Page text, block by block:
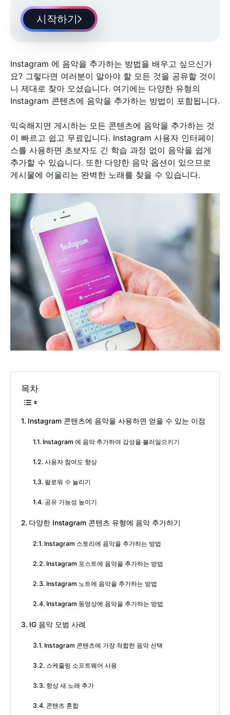
시작하기
Instagram 에 음악을 추가하는 방법을 배우고 싶으신가
요? 그렇다면 여러분이 알아야 할 모든 것을 공유할 것이
니 제대로 찾아 오셨습니다. 여기에는 다양한 유형의
Instagram 콘텐츠에 음악을 추가하는 방법이 포함됩니다.
익숙해지면 게시하는 모든 콘텐츠에 음악을 추가하는 것
이 빠르고 쉽고 무료입니다. Instagram 사용자 인터페이
스를 사용하면 초보자도 긴 학습 과정 없이 음악을 쉽게
추가할 수 있습니다. 또한 다양한 음악 옵션이 있으므로
게시물에 어울리는 완벽한 노래를 찾을 수 있습니다.
목차
Instagram 콘텐츠에 음악을 사용하면 얻을 수 있는 이점
Instagram 에 음악 추가하여 감성을 불러일으키기
사용자 참여도 향상
팔로워 수 늘리기
공유 가능성 높이기
다양한 Instagram 콘텐츠 유형에 음악 추가하기
Instagram 스토리에 음악을 추가하는 방법
Instagram 포스트에 음악을 추가하는 방법
Instagram 노트에 음악을 추가하는 방법
Instagram 동영상에 음악을 추가하는 방법
IG 음악 모범 사례
Instagram 콘텐츠에 가장 적합한 음악 선택
스케줄링 소프트웨어 사용
항상 새 노래 추가
콘텐츠 혼합